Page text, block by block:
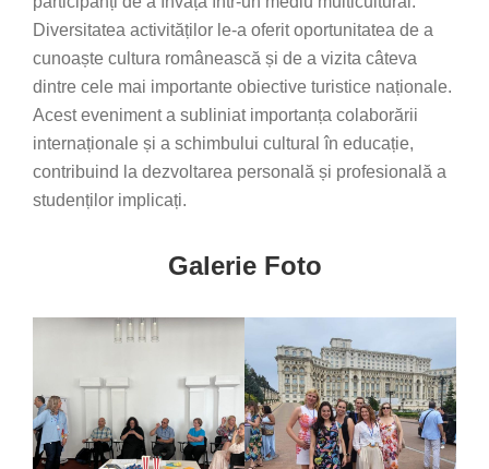
Diversitatea activităților le-a oferit oportunitatea de a
cunoaște cultura românească și de a vizita câteva
dintre cele mai importante obiective turistice naționale.
Acest eveniment a subliniat importanța colaborării
internaționale și a schimbului cultural în educație,
contribuind la dezvoltarea personală și profesională a
studenților implicați.
Galerie Foto